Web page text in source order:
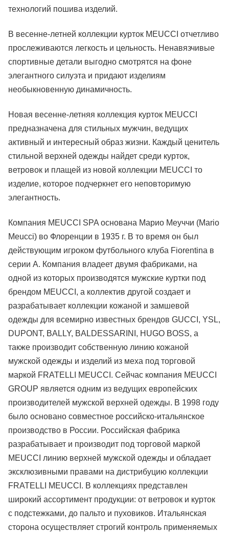
технологий пошива изделий.
В весенне-летней коллекции курток MEUCCI отчетливо
прослеживаются легкость и цельность. Ненавязчивые
спортивные детали выгодно смотрятся на фоне
элегантного силуэта и придают изделиям
необыкновенную динамичность.
Новая весенне-летняя коллекция курток MEUCCI
предназначена для стильных мужчин, ведущих
активный и интересный образ жизни. Каждый ценитель
стильной верхней одежды найдет среди курток,
ветровок и плащей из новой коллекции MEUCCI то
изделие, которое подчеркнет его неповторимую
элегантность.
Компания MEUCCI SPA основана Марио Меуччи (Mario
Meucci) во Флоренции в 1935 г. В то время он был
действующим игроком футбольного клуба Fiorentina в
серии А. Компания владеет двумя фабриками, на
одной из которых производятся мужские куртки под
брендом MEUCCI, а коллектив другой создает и
разрабатывает коллекции кожаной и замшевой
одежды для всемирно известных брендов GUCCI, YSL,
DUPONT, BALLY, BALDESSARINI, HUGO BOSS, а
также производит собственную линию кожаной
мужской одежды и изделий из меха под торговой
маркой FRATELLI MEUCCI. Сейчас компания MEUCCI
GROUP является одним из ведущих европейских
производителей мужской верхней одежды. В 1998 году
было основано совместное российско-итальянское
производство в России. Российская фабрика
разрабатывает и производит под торговой маркой
MEUCCI линию верхней мужской одежды и обладает
эксклюзивными правами на дистрибуцию коллекции
FRATELLI MEUCCI. В коллекциях представлен
широкий ассортимент продукции: от ветровок и курток
с подстежками, до пальто и пуховиков. Итальянская
сторона осуществляет строгий контроль применяемых